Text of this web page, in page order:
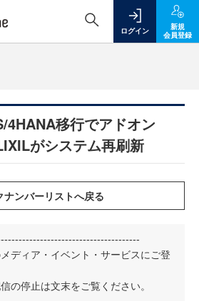
ログイン
新規
会員登録
移行でアドオン
がシステム再刷新
ディア・イベント・サービスにご登
の停止は文末をご覧ください。